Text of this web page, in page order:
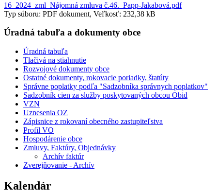
16_2024_zml_Nájomná zmluva č.46._Papp-Jakabová.pdf
Typ súboru: PDF dokument, Veľkosť: 232,38 kB
Úradná tabuľa a dokumenty obce
Úradná tabuľa
Tlačivá na stiahnutie
Rozvojové dokumenty obce
Ostatné dokumenty, rokovacie poriadky, štatúty
Správne poplatky podľa "Sadzobníka správnych poplatkov"
Sadzobník cien za služby poskytovaných obcou Obid
VZN
Uznesenia OZ
Zápisnice z rokovaní obecného zastupiteľstva
Profil VO
Hospodárenie obce
Zmluvy, Faktúry, Objednávky
Archív faktúr
Zverejňovanie - Archív
Kalendár